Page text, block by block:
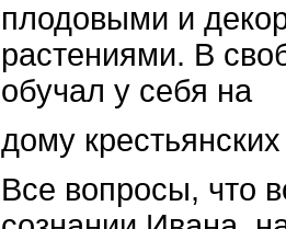
плодовыми и
растениями. В
обучал у себя на
дому
Все вопросы, что